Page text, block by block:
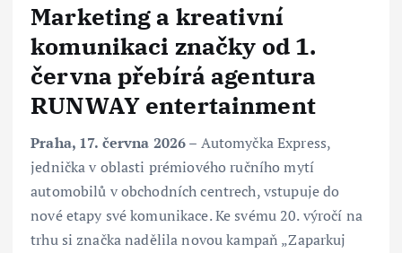
Marketing a kreativní
komunikaci značky od 1.
června přebírá agentura
RUNWAY entertainment
Praha, 17. června 2026– Automyčka Express,
jednička v oblasti prémiového ručního mytí
automobilů v obchodních centrech, vstupuje do
nové etapy své komunikace. Ke svému 20. výročí na
trhu si značka nadělila novou kampaň „Zaparkuj